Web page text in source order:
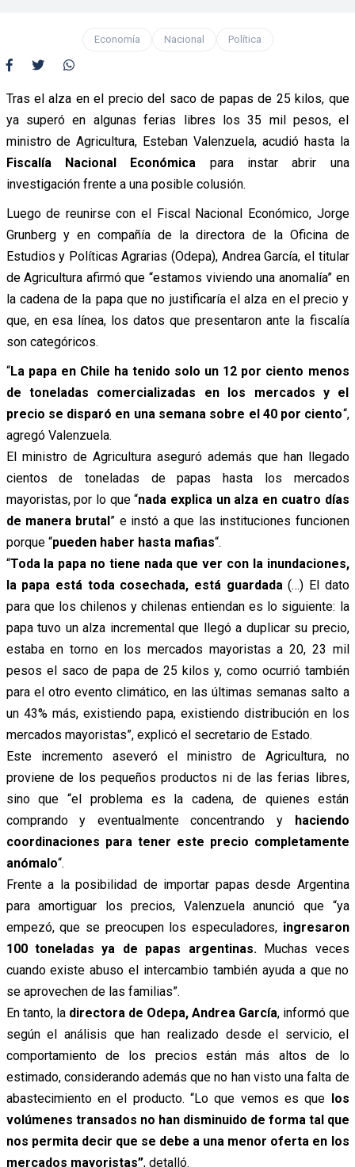
Economía Nacional Política
Tras el alza en el precio del saco de papas de 25 kilos, que
ya superó en algunas ferias libres los 35 mil pesos, el
ministro de Agricultura, Esteban Valenzuela, acudió hasta la
Fiscalía Nacional Económica para instar abrir una
investigación frente a una posible colusión.
Luego de reunirse con el Fiscal Nacional Económico, Jorge
Grunberg y en compañía de la directora de la Oficina de
Estudios y Políticas Agrarias (Odepa), Andrea García, el titular
de Agricultura afirmó que “estamos viviendo una anomalía” en
la cadena de la papa que no justificaría el alza en el precio y
que, en esa línea, los datos que presentaron ante la fiscalía
son categóricos.
“La papa en Chile ha tenido solo un 12 por ciento menos
de toneladas comercializadas en los mercados y el
precio se disparó en una semana sobre el 40 por ciento“,
agregó Valenzuela.
El ministro de Agricultura aseguró además que han llegado
cientos de toneladas de papas hasta los mercados
mayoristas, por lo que “nada explica un alza en cuatro días
de manera brutal” e instó a que las instituciones funcionen
porque “pueden haber hasta mafias“.
“Toda la papa no tiene nada que ver con la inundaciones,
la papa está toda cosechada, está guardada (…) El dato
para que los chilenos y chilenas entiendan es lo siguiente: la
papa tuvo un alza incremental que llegó a duplicar su precio,
estaba en torno en los mercados mayoristas a 20, 23 mil
pesos el saco de papa de 25 kilos y, como ocurrió también
para el otro evento climático, en las últimas semanas salto a
un 43% más, existiendo papa, existiendo distribución en los
mercados mayoristas”, explicó el secretario de Estado.
Este incremento aseveró el ministro de Agricultura, no
proviene de los pequeños productos ni de las ferias libres,
sino que “el problema es la cadena, de quienes están
comprando y eventualmente concentrando y haciendo
coordinaciones para tener este precio completamente
anómalo“.
Frente a la posibilidad de importar papas desde Argentina
para amortiguar los precios, Valenzuela anunció que “ya
empezó, que se preocupen los especuladores,ingresaron
100 toneladas ya de papas argentinas. Muchas veces
cuando existe abuso el intercambio también ayuda a que no
se aprovechen de las familias”.
En tanto, la directora de Odepa, Andrea García, informó que
según el análisis que han realizado desde el servicio, el
comportamiento de los precios están más altos de lo
estimado, considerando además que no han visto una falta de
abastecimiento en el producto. “Lo que vemos es que los
volúmenes transados no han disminuido de forma tal que
nos permita decir que se debe a una menor oferta en los
mercados mayoristas”, detalló.